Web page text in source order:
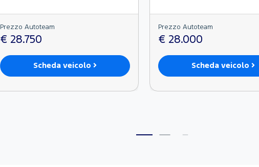
Prezzo Autoteam
€ 28.750
Scheda veicolo
Prezzo Autoteam
€ 28.000
Scheda veicolo